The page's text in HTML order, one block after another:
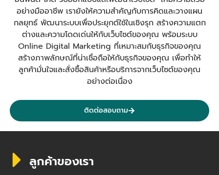
อย่างมืออาชีพ เรายังให้ความสำคัญกับการคิดและวางแผน
กลยุทธ์ พัฒนาระบบเพื่อประยุกต์ใช้ในเชิงรุก สร้างความแตก
ต่างและความโดดเด่นให้กับเว็บไซต์ของคุณ พร้อมระบบ
Online Digital Marketing ที่เหมาะสมกับธุรกิจของคุณ
สร้างภาพลักษณ์ที่น่าเชื่อถือให้กับธุรกิจของคุณ เพื่อทำให้
ลูกค้ามั่นใจและสั่งซื้อสินค้าหรือบริการจากเว็บไซต์ของคุณ
อย่างต่อเนื่อง
ติดต่อสอบถาม
ลูกค้าของเรา